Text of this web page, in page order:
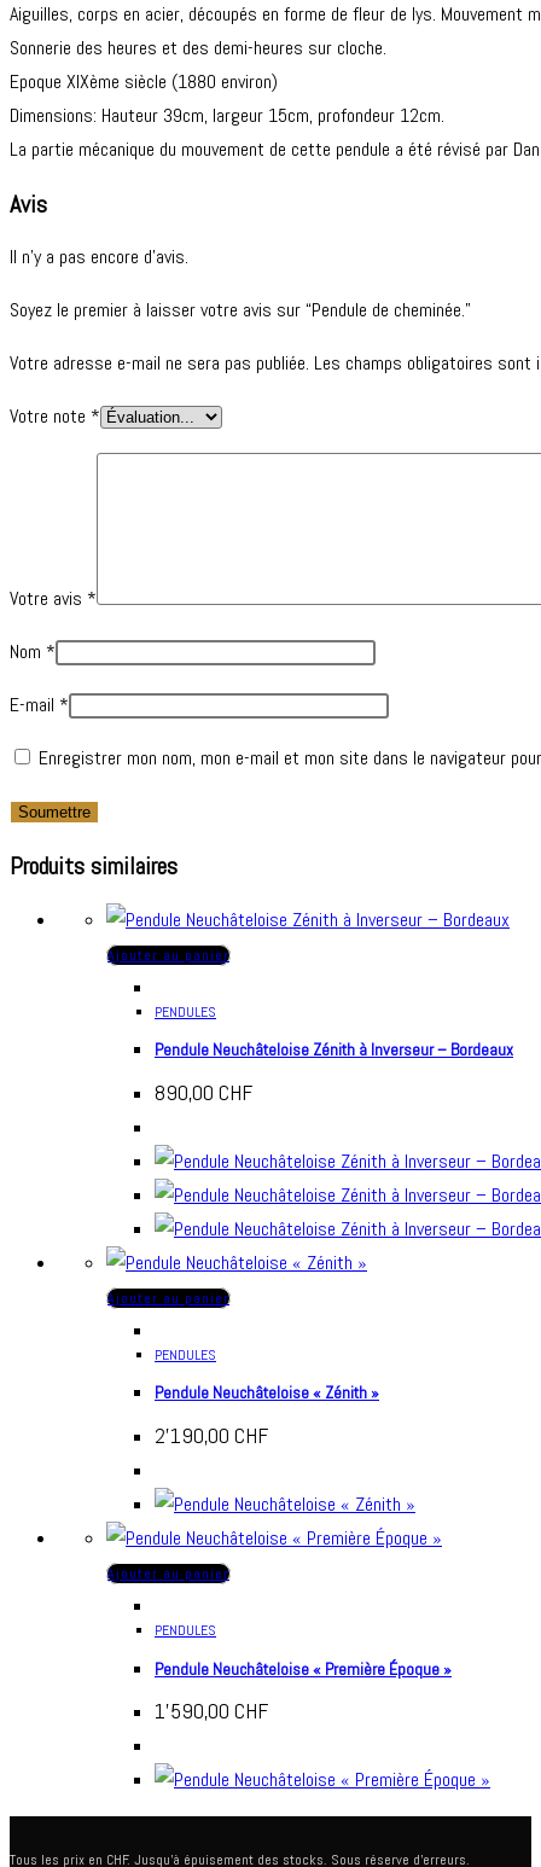
Aiguilles, corps en acier, découpés en forme de fleur de lys. Mouvement
Sonnerie des heures et des demi-heures sur cloche.
Epoque XIXème siècle (1880 environ)
Dimensions: Hauteur 39cm, largeur 15cm, profondeur 12cm.
La partie mécanique du mouvement de cette pendule a été révisé par
Avis
Il n’y a pas encore d’avis.
Soyez le premier à laisser votre avis sur “Pendule de cheminée.”
Votre adresse e-mail ne sera pas publiée. Les champs obligatoires sont
Votre note *
Votre avis *
Nom *
E-mail *
Enregistrer mon nom, mon e-mail et mon site dans le navigateur
Produits similaires
Ajouter au panier
PENDULES
Pendule Neuchâteloise Zénith à Inverseur – Bordeaux
890,00 CHF
Ajouter au panier
PENDULES
Pendule Neuchâteloise « Zénith »
2'190,00 CHF
Ajouter au panier
PENDULES
Pendule Neuchâteloise « Première Époque »
1'590,00 CHF
Tous les prix en CHF. Jusqu'à épuisement des stocks. Sous réserve d'erreurs.